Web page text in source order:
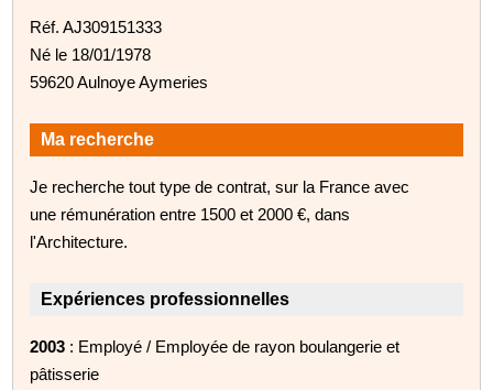
Réf. AJ309151333
Né le 18/01/1978
59620 Aulnoye Aymeries
Ma recherche
Je recherche tout type de contrat, sur la France avec
une rémunération entre 1500 et 2000 €, dans
l'Architecture.
Expériences professionnelles
2003 : Employé / Employée de rayon boulangerie et
pâtisserie